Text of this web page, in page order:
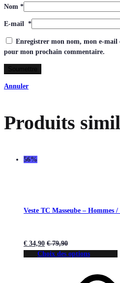
Nom *
E-mail *
Enregistrer mon nom, mon e-mail
pour mon prochain commentaire.
Annuler
Produits
56%
Veste TC Masseube – Hommes
€ 34,90 €79,90
Choix des options